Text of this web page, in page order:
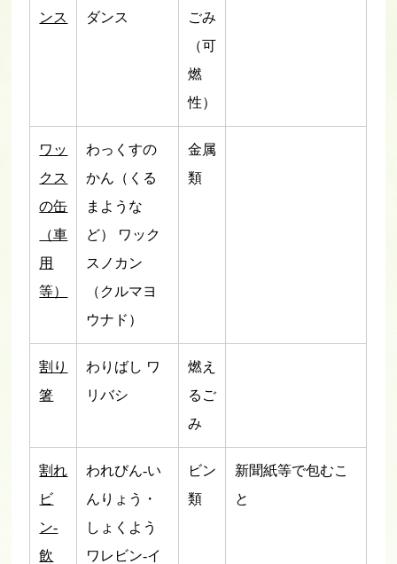
ンス
ダンス
ごみ
（可
燃
性）
ワッ
クス
の缶
（車
用
等）
わっくすの
かん（くる
まような
ど） ワック
スノカン
（クルマヨ
ウナド）
金属
類
割り
箸
わりばし ワ
リバシ
燃え
るご
み
割れ
ビ
ン-
飲
われびん-い
んりょう・
しょくよう
ワレビン-イ
ビン
類
新聞紙等で包むこ
と